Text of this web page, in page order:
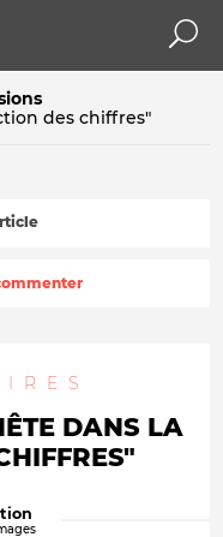
des chiffres"
DANS LA